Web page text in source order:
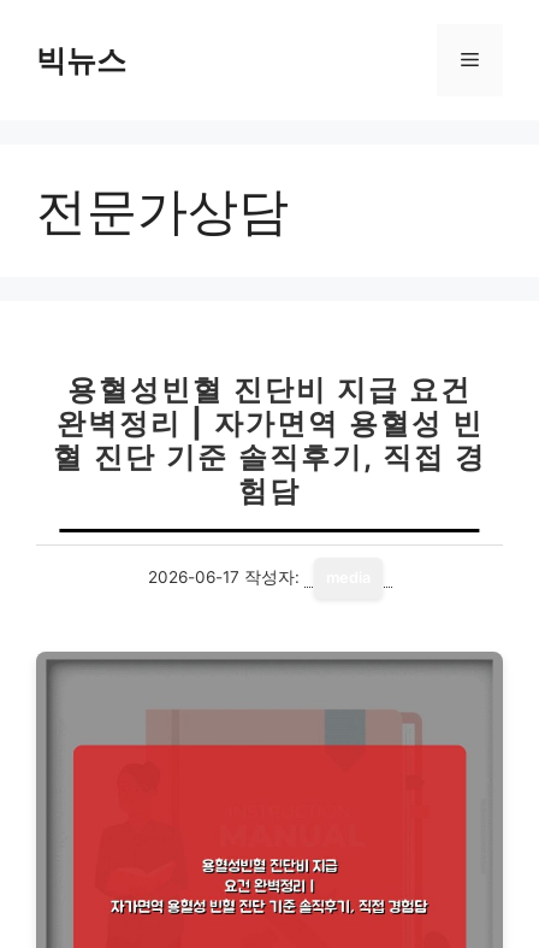
빅뉴스 메
전문가상담
용혈성빈혈 진단비 지급 요건
완벽정리 | 자가면역 용혈성 빈
혈 진단 기준 솔직후기, 직접 경
험담
2026-06-17 작성자: